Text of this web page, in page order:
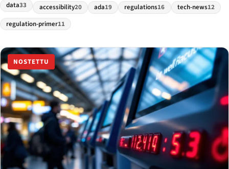
data33 accessibility20 ada19 regulations16 tech-news12
regulation-primer11
NOSTETTU